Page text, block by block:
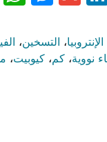
الإنتروبيا، التسخين،
نووية، كم، كيوبيت،